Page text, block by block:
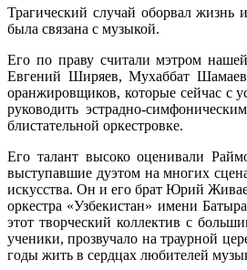
Трагический случай оборвал жизнь
была связана с музыкой.
Его по праву считали мэтром
Евгений Ширяев, Мухаббат
оранжировщиков, которые сейчас с
руководить эстрадно-
блистательной оркестровке.
Его талант высоко оценивали
выступавшие дуэтом на многих
искусства. Он и его брат Юрий
оркестра «Узбекистан» имени
этот творческий коллектив с
ученики, прозвучало на траурной
годы жить в сердцах любителей